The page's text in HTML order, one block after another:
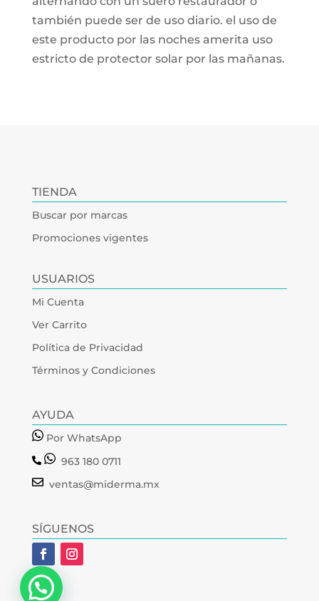
también puede ser de uso diario. el uso de
este producto por las noches amerita uso
estricto de protector solar por las mañanas.
TIENDA
Buscar por marcas
Promociones vigentes
USUARIOS
Mi Cuenta
Ver Carrito
Política de Privacidad
Términos y Condiciones
AYUDA
Por WhatsApp
963 180 0711
ventas@miderma.mx
SÍGUENOS